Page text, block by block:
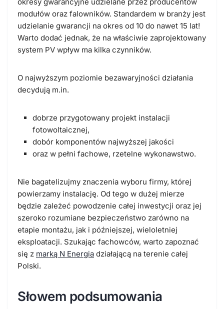
modułów oraz falowników. Standardem w branży jest
udzielanie gwarancji na okres od 10 do nawet 15 lat!
Warto dodać jednak, że na właściwie zaprojektowany
system PV wpływ ma kilka czynników.
O najwyższym poziomie bezawaryjności działania
decydują m.in.
dobrze przygotowany projekt instalacji
fotowoltaicznej,
dobór komponentów najwyższej jakości
oraz w pełni fachowe, rzetelne wykonawstwo.
Nie bagatelizujmy znaczenia wyboru firmy, której
powierzamy instalację. Od tego w dużej mierze
będzie zależeć powodzenie całej inwestycji oraz jej
szeroko rozumiane bezpieczeństwo zarówno na
etapie montażu, jak i późniejszej, wieloletniej
eksploatacji. Szukając fachowców, warto zapoznać
się z marką N Energia działającą na terenie całej
Polski.
Słowem podsumowania